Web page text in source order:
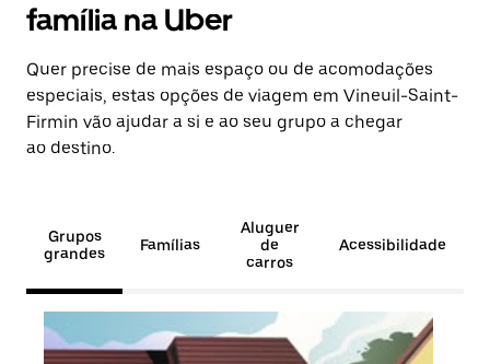
família na Uber
Quer precise de mais espaço ou de acomodações
especiais, estas opções de viagem em Vineuil-Saint-
Firmin vão ajudar a si e ao seu grupo a chegar
ao destino.
Grupos
grandes
Famílias
Aluguer
de
carros
Acessibilidade